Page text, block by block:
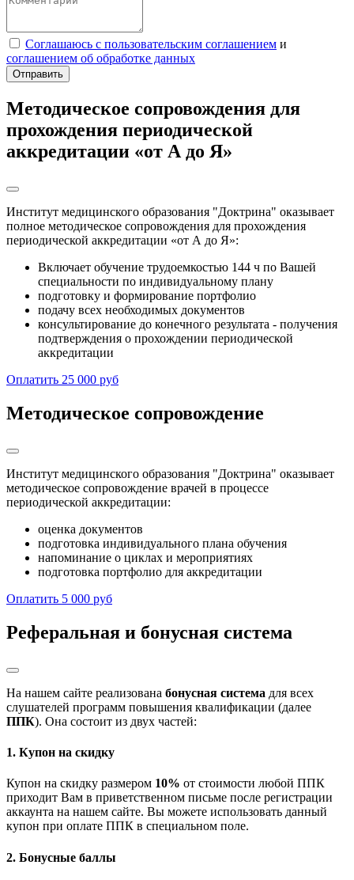
Соглашаюсь с пользовательским соглашением и
соглашением об обработке данных
Отправить
Методическое сопровождения для
прохождения периодической
аккредитации «от А до Я»
Институт медицинского образования "Доктрина" оказывает
полное методическое сопровождения для прохождения
периодической аккредитации «от А до Я»:
Включает обучение трудоемкостью 144 ч по Вашей
специальности по индивидуальному плану
подготовку и формирование портфолио
подачу всех необходимых документов
консультирование до конечного результата - получения
подтверждения о прохождении периодической
аккредитации
Оплатить 25 000 руб
Методическое сопровождение
Институт медицинского образования "Доктрина" оказывает
методическое сопровождение врачей в процессе
периодической аккредитации:
оценка документов
подготовка индивидуального плана обучения
напоминание о циклах и мероприятиях
подготовка портфолио для аккредитации
Оплатить 5 000 руб
Реферальная и бонусная система
На нашем сайте реализована бонусная система для всех
слушателей программ повышения квалификации (далее
ППК). Она состоит из двух частей:
1. Купон на скидку
Купон на скидку размером 10% от стоимости любой ППК
приходит Вам в приветственном письме после регистрации
аккаунта на нашем сайте. Вы можете использовать данный
купон при оплате ППК в специальном поле.
2. Бонусные баллы